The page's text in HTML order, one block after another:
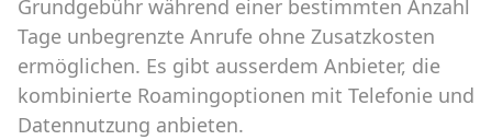
Grundgebühr während einer bestimmten Anzahl
Tage unbegrenzte Anrufe ohne Zusatzkosten
ermöglichen. Es gibt ausserdem Anbieter, die
kombinierte Roamingoptionen mit Telefonie und
Datennutzung anbieten.